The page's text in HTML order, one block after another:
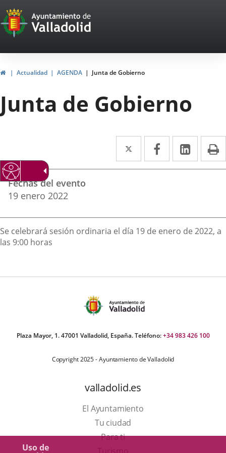
Uso de
Portal
Web
del
Ayuntamiento
de
Valladolid
InicioActualidad AGENDA Junta de Gobierno
Junta de Gobierno
Twitter
Enlace
a
externa.
Facebook
Enlace
a
externa.
Enlace
a
Datos
del
evento
Fechas del evento
19 enero 2022
Descripción
Se celebrará sesión ordinaria el día 19 de enero de 2022, a
las 9:00 horas
Plaza Mayor, 1. 47001 Valladolid, España. Teléfono:+34 983 426 100
Copyright 2025 - Ayuntamiento de Valladolid
valladolid.es
El Ayuntamiento
Tu ciudad
Para ti